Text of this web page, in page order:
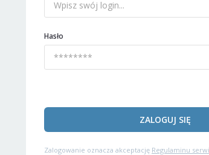
Hasło
ZALOGUJ SIĘ
Zalogowanie oznacza akceptację Regulaminu